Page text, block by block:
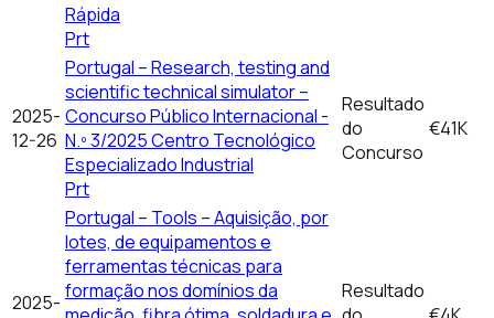
Rápida
Prt
2025-
12-26
Portugal – Research, testing and
scientific technical simulator –
Concurso Público Internacional -
N.º 3/2025 Centro Tecnológico
Especializado Industrial
Prt
Resultado
do
Concurso
€41K
2025-
Portugal – Tools – Aquisição, por
lotes, de equipamentos e
ferramentas técnicas para
formação nos domínios da
Resultado